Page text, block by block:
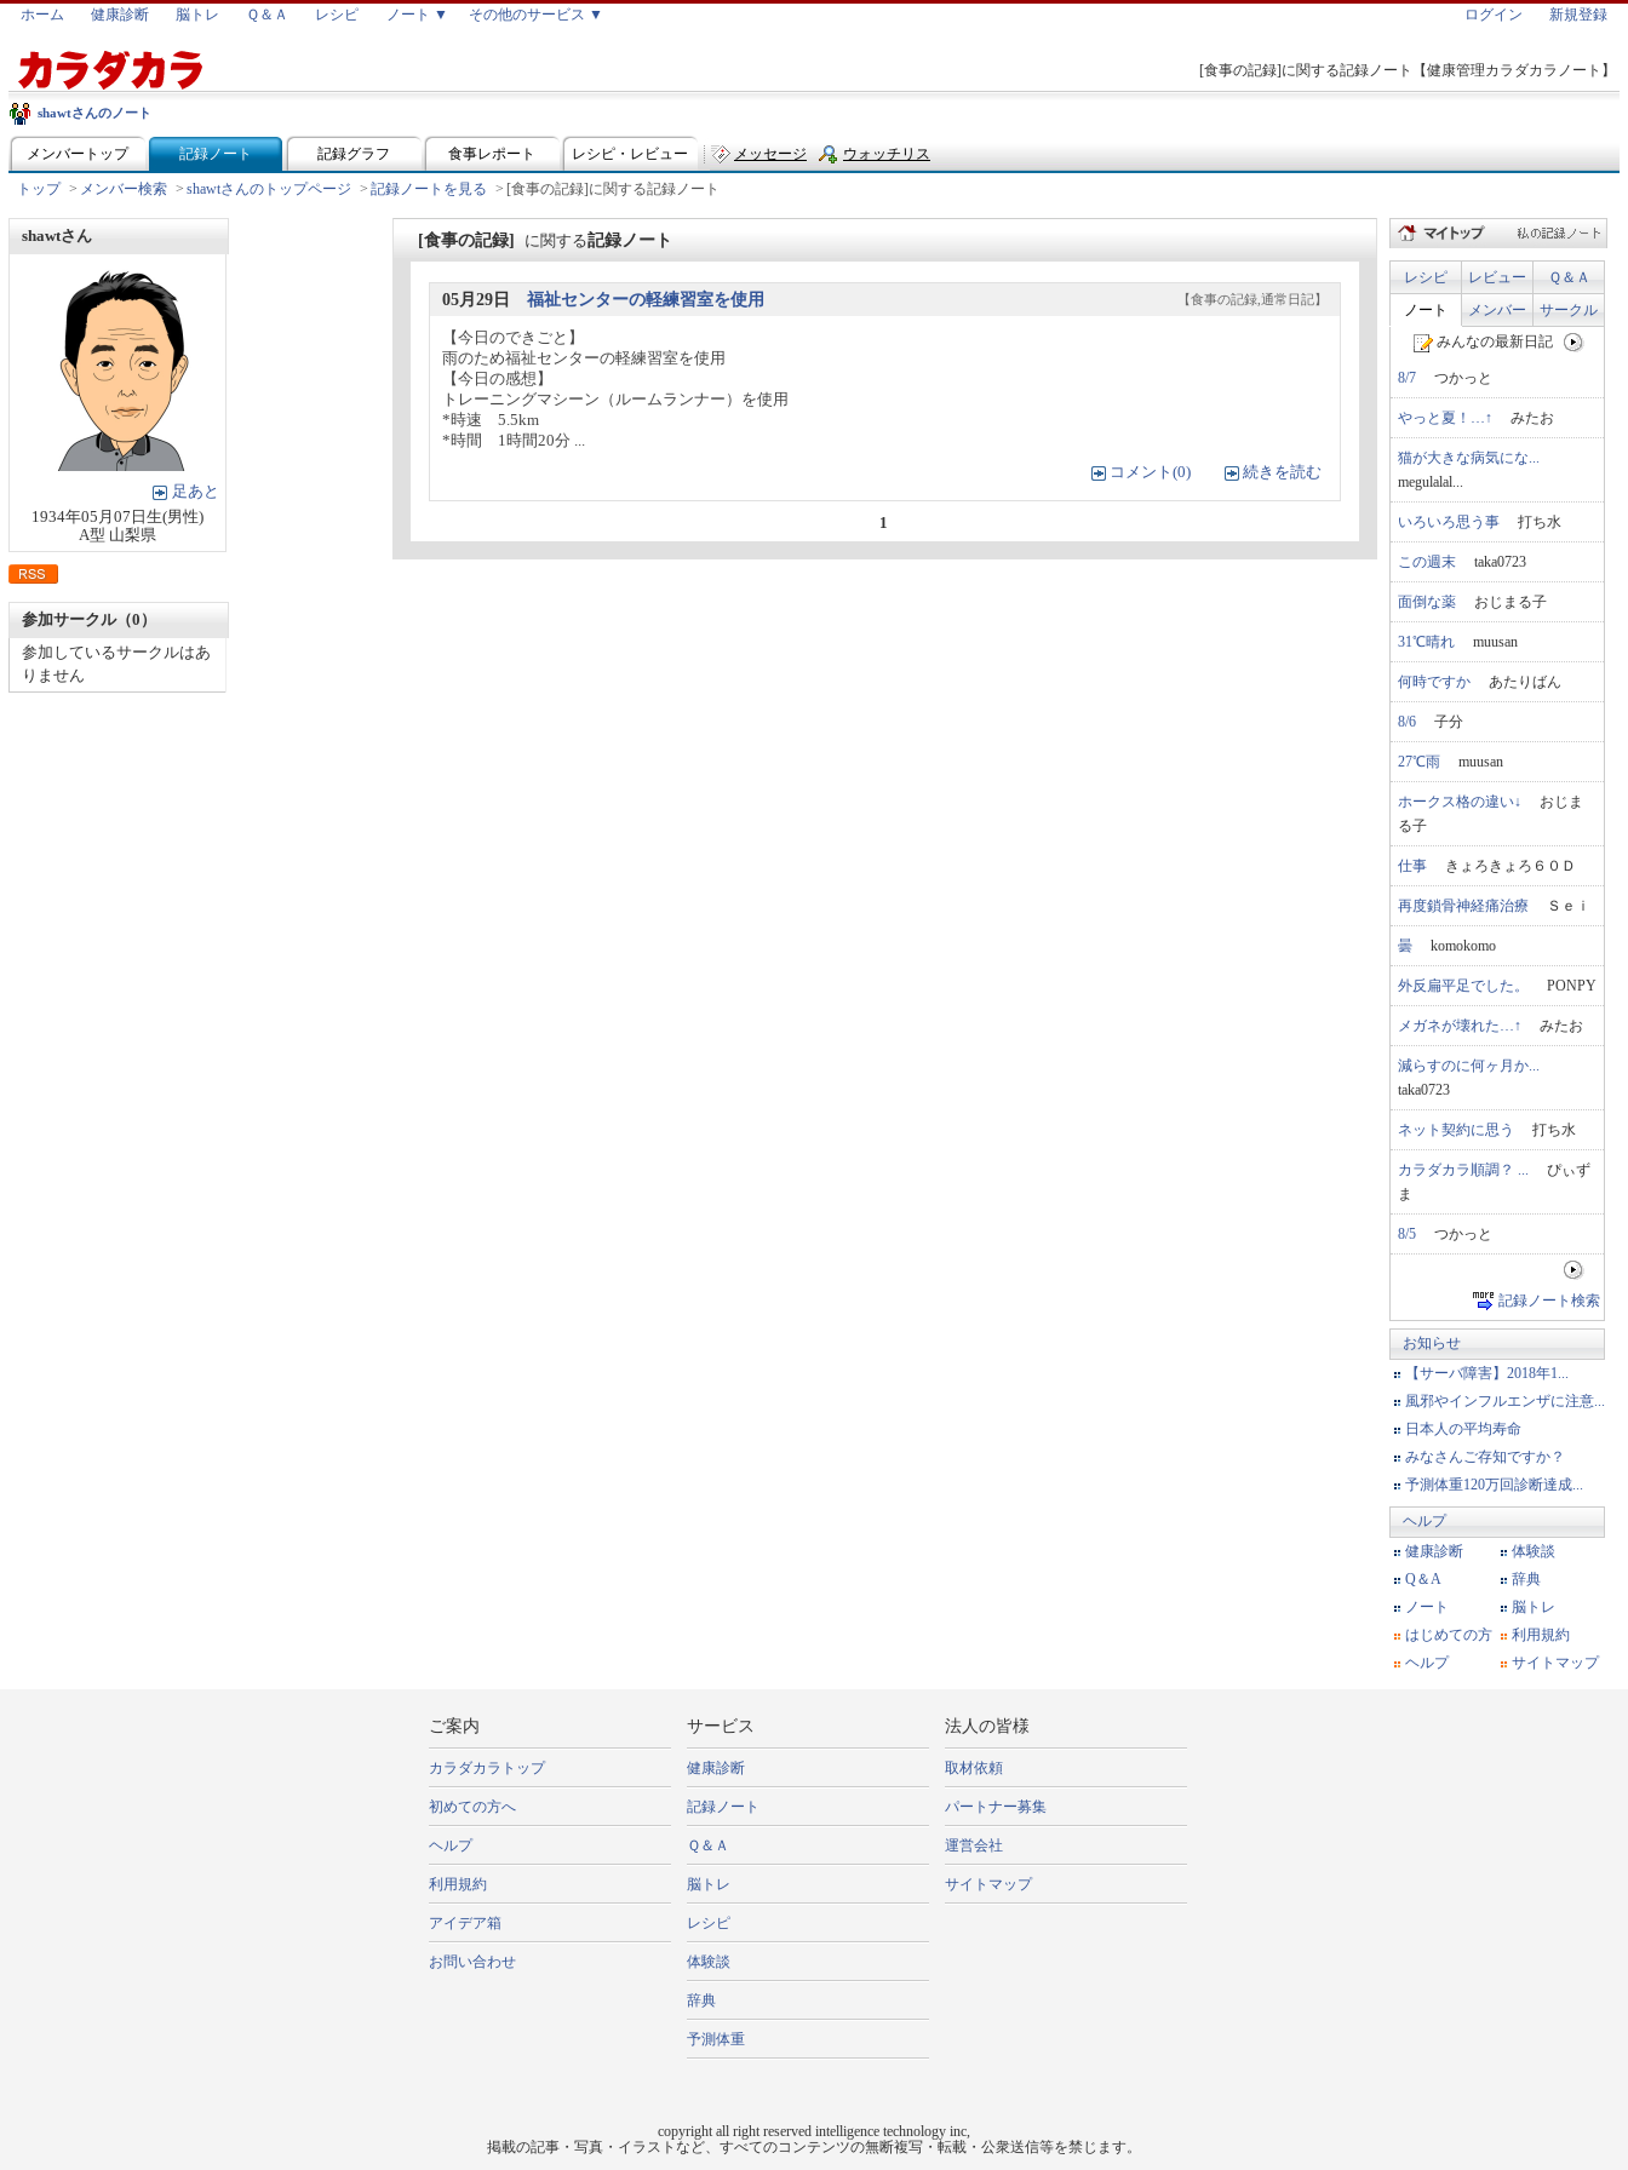
[食事の記録]に関する記録ノート【健康管理カラダカラノート】
ホーム 健康診断 脳トレ Ｑ＆Ａ レシピ ノート ▼ その他のサービス ▼ ログイン 新規登録
shawtさんのノート
メンバートップ 記録ノート 記録グラフ 食事レポート レシピ・レビュー メッセージ ウォッチリス
トップ > メンバー検索 > shawtさんのトップページ > 記録ノートを見る > [食事の記録] に関する記録ノート
shawtさん
足あと
1934年05月07日生(男性)
A型 山梨県
参加サークル（0）
参加しているサークルはあ
りません
[食事の記録] に関する記録ノート
05月29日 福祉センターの軽練習室を使用 【食事の記録,通常日記】
【今日のできごと】
雨のため福祉センターの軽練習室を使用
【今日の感想】
トレーニングマシーン（ルームランナー）を使用
*時速 5.5km
*時間 1時間20分 ...
コメント(0)
続きを読む
1
レシピ レビュー
Ｑ＆Ａ
ノート
メンバー
サークル
みんなの最新日記
8/7 つかっと
やっと夏！…↑ みたお
猫が大きな病気にな...
megulalal...
いろいろ思う事 打ち水
この週末 taka0723
面倒な薬 おじまる子
31℃晴れ muusan
何時ですか あたりばん
8/6 子分
27℃雨 muusan
ホークス格の違い↓ おじま
る子
仕事 きょろきょろ６０Ｄ
再度鎖骨神経痛治療 Ｓｅｉ
曇 komokomo
外反扁平足でした。 PONPY
メガネが壊れた…↑ みたお
減らすのに何ヶ月か...
taka0723
ネット契約に思う 打ち水
カラダカラ順調？ ... ぴぃず
ま
8/5 つかっと
記録ノート検索
お知らせ
【サーバ障害】2018年1...
風邪やインフルエンザに注意...
日本人の平均寿命
みなさんご存知ですか？
予測体重120万回診断達成...
ヘルプ
健康診断
体験談
Q＆A
辞典
ノート
脳トレ
はじめての方
利用規約
ヘルプ
サイトマップ
ご案内
カラダカラトップ
初めての方へ
ヘルプ
利用規約
アイデア箱
お問い合わせ
サービス
健康診断
記録ノート
Ｑ＆Ａ
脳トレ
レシピ
体験談
辞典
予測体重
法人の皆様
取材依頼
パートナー募集
運営会社
サイトマップ
copyright all right reserved intelligence technology inc,
掲載の記事・写真・イラストなど、すべてのコンテンツの無断複写・転載・公衆送信等を禁じます。